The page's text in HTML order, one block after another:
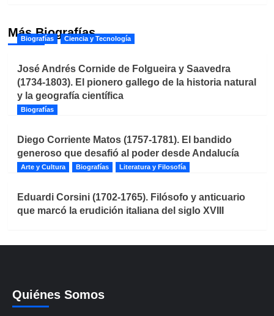
Más Biografías
Biografías Ciencia y Tecnología
José Andrés Cornide de Folgueira y Saavedra
(1734-1803). El pionero gallego de la historia natural
y la geografía científica
Biografías
Diego Corriente Matos (1757-1781). El bandido
generoso que desafió al poder desde Andalucía
Arte y Cultura Biografías Literatura y Filosofía
Eduardi Corsini (1702-1765). Filósofo y anticuario
que marcó la erudición italiana del siglo XVIII
Quiénes Somos